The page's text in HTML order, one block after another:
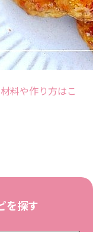
料や作り方はこ
を探す